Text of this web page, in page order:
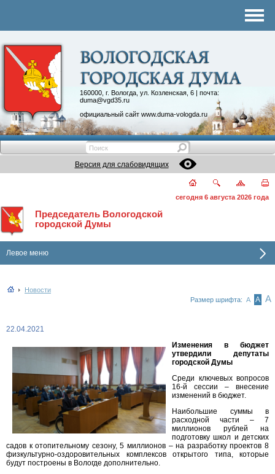
160000, г. Вологда, ул. Козленская, 6 | почта:
duma@vgd35.ru
официальный сайт www.duma-vologda.ru
Контакты
Депутатские объединения
Версия для слабовидящих
сегодня 6 августа 2026 года
Председатель Вологодской
городской Думы
Левое меню
Новости
Размер шрифта: А А А
22.04.2021
Изменения в бюджет
утвердили депутаты
городской Думы
Среди ключевых вопросов
16-й сессии – внесение
изменений в бюджет.
Наибольшие суммы в
расходной части – 7
миллионов рублей на
подготовку школ и детских
садов к отопительному сезону, 5 миллионов – на разработку проектов 8
физкультурно-оздоровительных комплексов открытого типа, которые
будут построены в Вологде дополнительно.